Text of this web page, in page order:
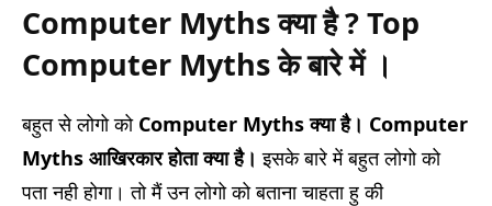
Computer Myths क्या है ? Top
Computer Myths के बारे में ।
बहुत से लोगो को Computer Myths क्या है। Computer
Myths आखिरकार होता क्या है। इसके बारे में बहुत लोगो को
पता नही होगा। तो मैं उन लोगो को बताना चाहता हु की